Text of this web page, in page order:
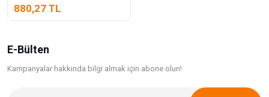
880,27 TL
E-Bülten
Kampanyalar hakkında bilgi almak için abone olun!